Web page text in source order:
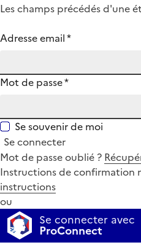
Les champs précédés d'une
Adresse email*
Mot de passe*
Se souvenir de moi
Se connecter
Mot de passe oublié ?
Instructions de confirmation
instructions
ou
Se connecter avec
ProConnect